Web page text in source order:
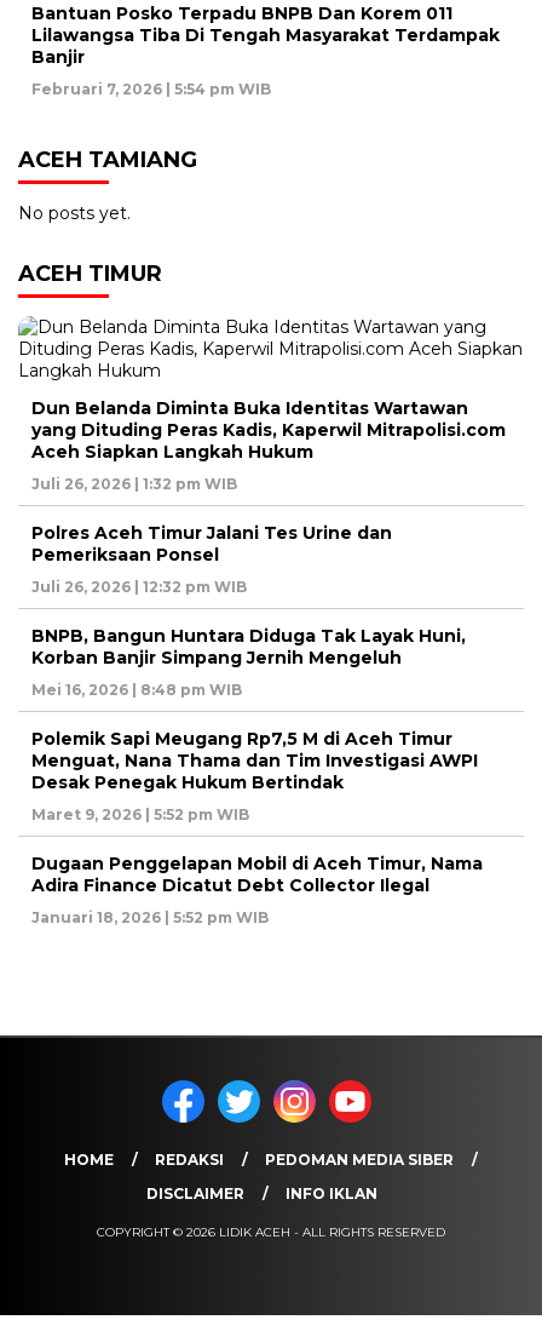
Bantuan Posko Terpadu BNPB Dan Korem 011
Lilawangsa Tiba Di Tengah Masyarakat Terdampak
Banjir
Februari 7, 2026 | 5:54 pm WIB
ACEH TAMIANG
No posts yet.
ACEH TIMUR
Dun Belanda Diminta Buka Identitas Wartawan
yang Dituding Peras Kadis, Kaperwil Mitrapolisi.com
Aceh Siapkan Langkah Hukum
Juli 26, 2026 | 1:32 pm WIB
Polres Aceh Timur Jalani Tes Urine dan
Pemeriksaan Ponsel
Juli 26, 2026 | 12:32 pm WIB
BNPB, Bangun Huntara Diduga Tak Layak Huni,
Korban Banjir Simpang Jernih Mengeluh
Mei 16, 2026 | 8:48 pm WIB
Polemik Sapi Meugang Rp7,5 M di Aceh Timur
Menguat, Nana Thama dan Tim Investigasi AWPI
Desak Penegak Hukum Bertindak
Maret 9, 2026 | 5:52 pm WIB
Dugaan Penggelapan Mobil di Aceh Timur, Nama
Adira Finance Dicatut Debt Collector Ilegal
Januari 18, 2026 | 5:52 pm WIB
HOME REDAKSI
PEDOMAN MEDIA SIBER
DISCLAIMER
INFO IKLAN
COPYRIGHT © 2026 LIDIK ACEH - ALL RIGHTS RESERVED